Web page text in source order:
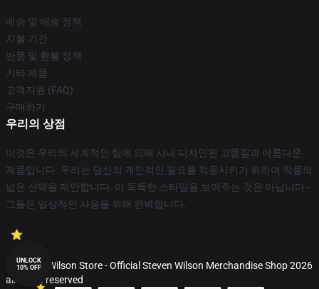
배송 및 배송 정책
지불 기간
반품 및 환불 정책
기타 제품
고객지원 (FAQ)
구매하기
우리의 상점
이것은 우리의 세계적인 팀에 의해 사내 디자인된 고품질과 아름다운
제품입니다. 우리는 당신의 개인적인 필요를 적응시키기 위하여 작풍의
넓은 선택을 제안합니다. 이 독특한 스타일을 보여주는 것은 아닙니다 -
그들은 일상적인 사용을 위해 완벽합니다.
© Steven Wilson Store - Official Steven Wilson Merchandise Shop 2026
all rights reserved
UNLOCK
10% OFF